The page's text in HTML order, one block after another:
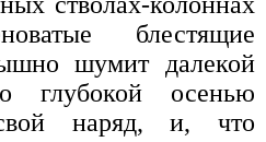
блестящие
шумит далекой
глубокой осенью
наряд, и, что